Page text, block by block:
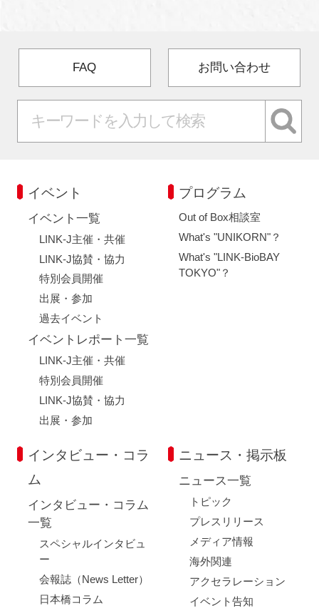
FAQ お問い合わせ
イベント
イベント一覧
LINK-J主催・共催
LINK-J協賛・協力
特別会員開催
出展・参加
過去イベント
イベントレポート一覧
LINK-J主催・共催
特別会員開催
LINK-J協賛・協力
出展・参加
プログラム
Out of Box相談室
What's "UNIKORN"？
What's "LINK-BioBAY
TOKYO"？
インタビュー・コラ
ム
インタビュー・コラム
一覧
スペシャルインタビュ
ー
会報誌（News Letter）
日本橋コラム
ニュース・掲示板
ニュース一覧
トピック
プレスリリース
メディア情報
海外関連
アクセラレーション
イベント告知